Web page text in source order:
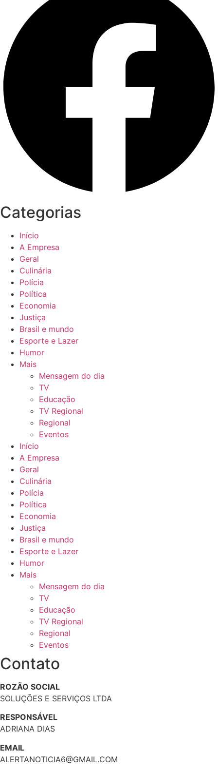
Categorias
Início
A Empresa
Geral
Culinária
Polícia
Política
Economia
Justiça
Brasil e mundo
Esporte e Lazer
Humor
Mais
Mensagem do dia
TV
Educação
TV Regional
Regional
Eventos
Início
A Empresa
Geral
Culinária
Polícia
Política
Economia
Justiça
Brasil e mundo
Esporte e Lazer
Humor
Mais
Mensagem do dia
TV
Educação
TV Regional
Regional
Eventos
Contato
ROZÃO SOCIAL
SOLUÇÕES E SERVIÇOS LTDA
RESPONSÁVEL
ADRIANA DIAS
EMAIL
ALERTANOTICIA6@GMAIL.COM